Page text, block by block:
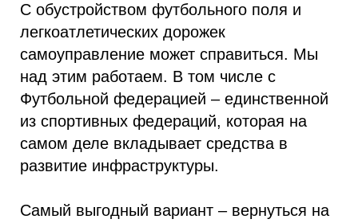
С обустройством футбольного поля и
легкоатлетических дорожек
самоуправление может справиться. Мы
над этим работаем. В том числе с
Футбольной федерацией – единственной
из спортивных федераций, которая на
самом деле вкладывает средства в
развитие инфраструктуры.
Самый выгодный вариант – вернуться на